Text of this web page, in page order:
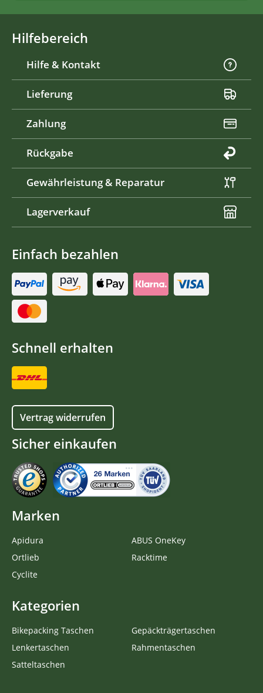
Hilfebereich
Hilfe & Kontakt
Lieferung
Zahlung
Rückgabe
Gewährleistung & Reparatur
Lagerverkauf
Einfach bezahlen
Schnell erhalten
Vertrag widerrufen
Sicher einkaufen
Marken
Apidura
Ortlieb
Cyclite
ABUS OneKey
Racktime
Kategorien
Bikepacking Taschen
Lenkertaschen
Satteltaschen
Gepäckträgertaschen
Rahmentaschen